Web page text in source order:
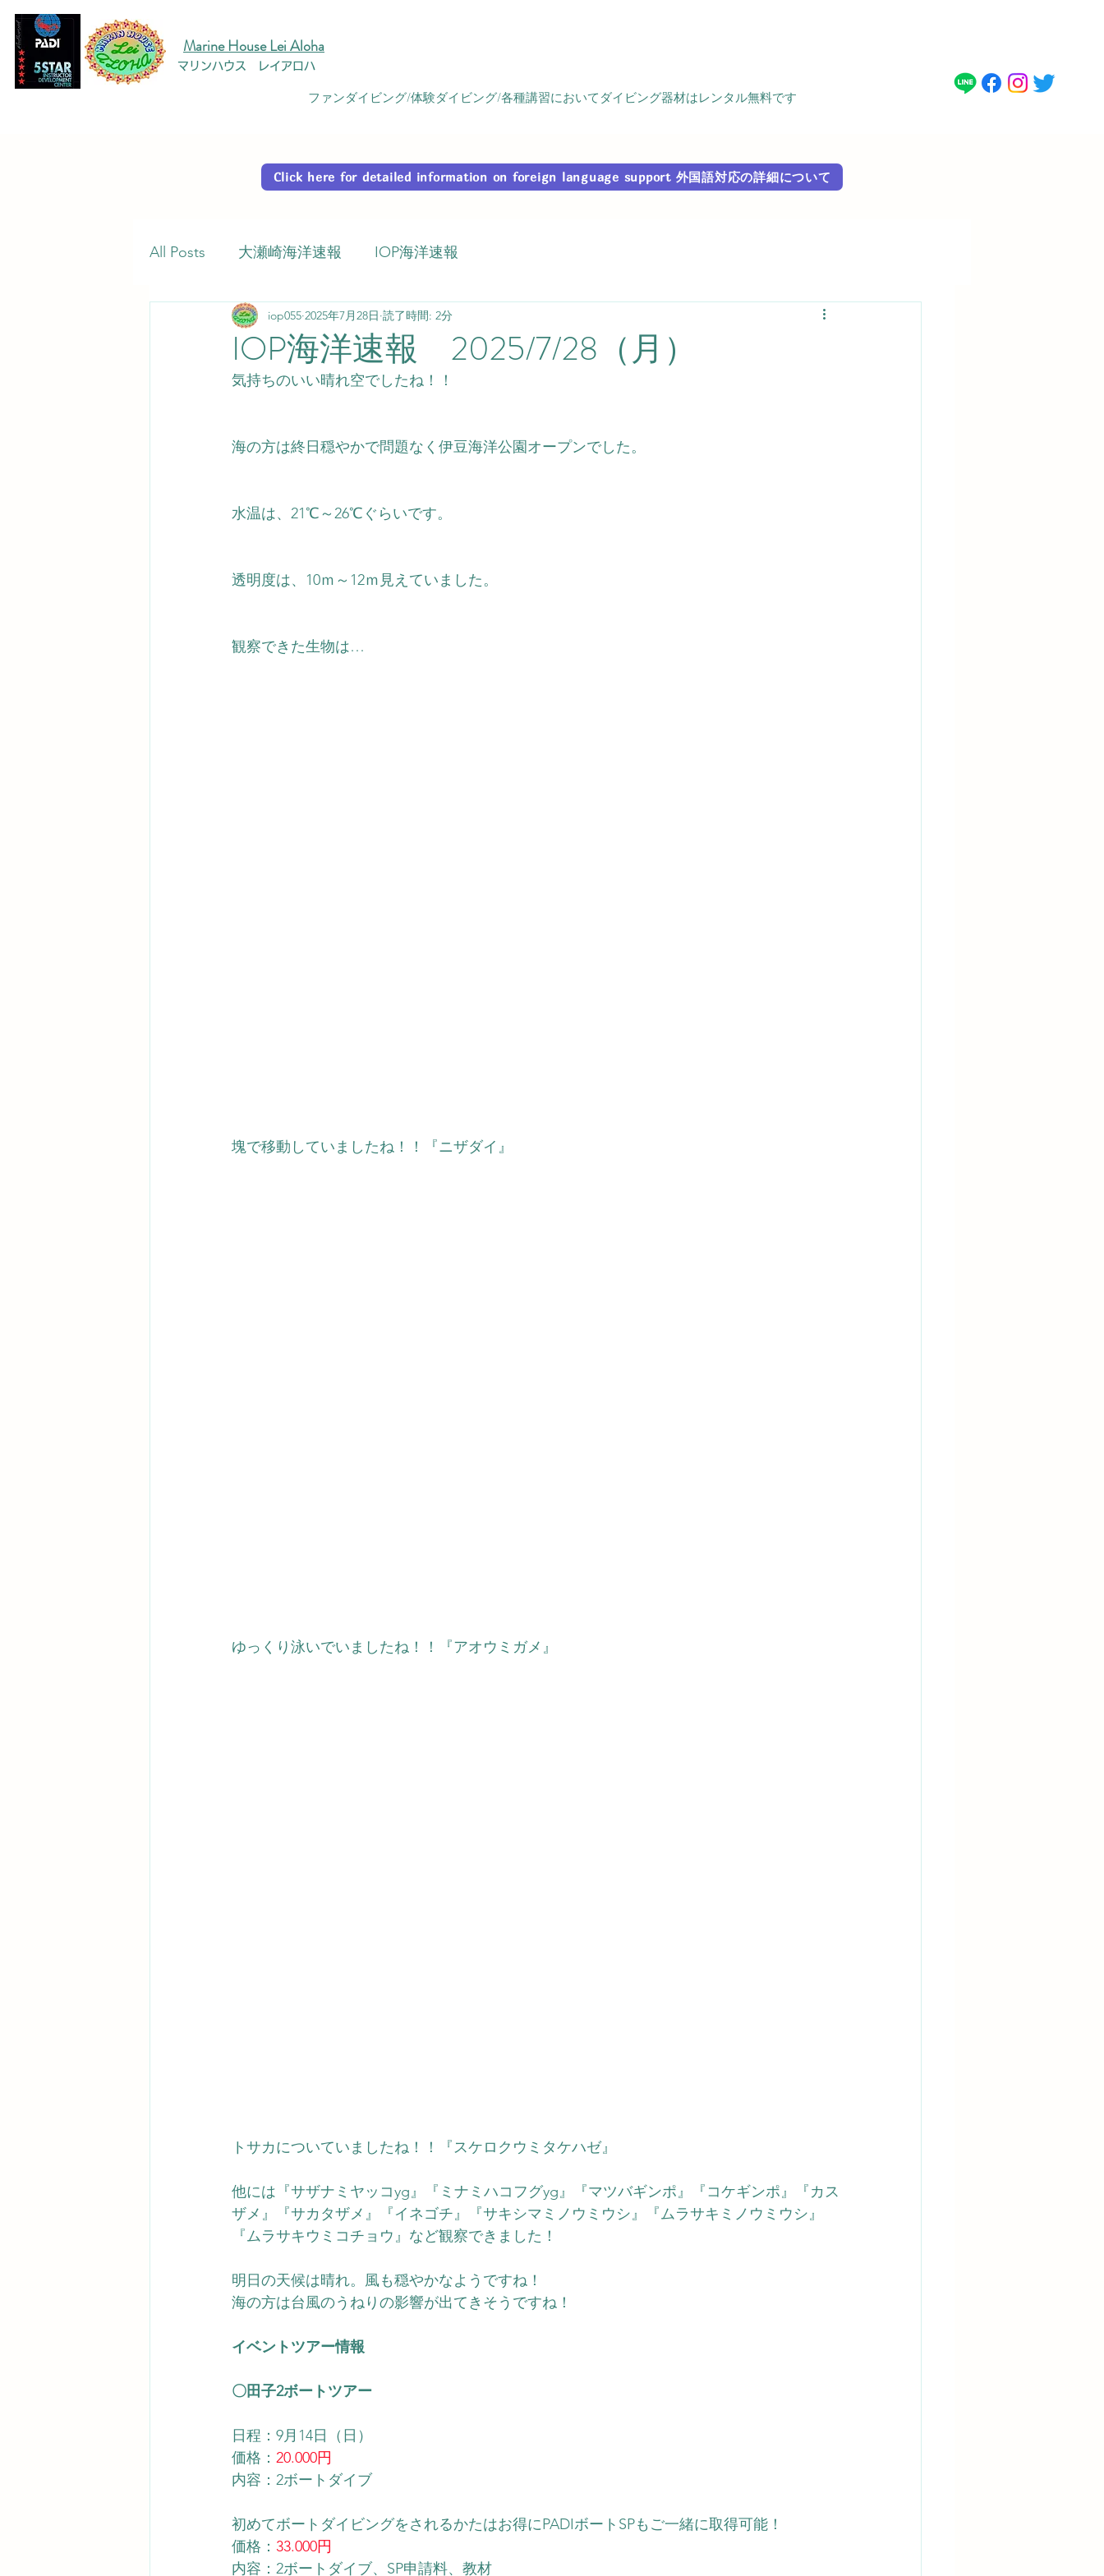
Marine House Lei Aloha
マリンハウス レイアロハ
ファンダイビング/体験ダイビング/各種講習においてダイビング器材はレンタル無料です
Click here for detailed information on foreign language support 外国語対応の詳細に​ついて
All Posts 大瀬崎海洋速報 IOP海洋速報
IOP海洋速報 2025/7/28（月）
iop055 2025年7月28日 読了時間: 2分
気持ちのいい晴れ空でしたね！！
海の方は終日穏やかで問題なく伊豆海洋公園オープンでした。
水温は、21℃～26℃ぐらいです。
透明度は、10ｍ～12ｍ見えていました。
観察できた生物は…
塊で移動していましたね！！『ニザダイ』
ゆっくり泳いでいましたね！！『アオウミガメ』
トサカについていましたね！！『スケロクウミタケハゼ』
他には『サザナミヤッコyg』『ミナミハコフグyg』 『マツバギンポ』『コケギンポ』
『カス
ザメ』『サカタザメ』『イネゴチ』
『サキシマミノウミウシ』『ムラサキミノウミウシ』
『ムラサキウミコチョウ』 など観察できました！
明日の天候は晴れ。風も穏やかなようですね！
海の方は台風のうねりの影響が出てきそうですね！
イベントツアー情報
〇田子2ボートツアー
日程：9月14日（日）
価格： 20.000円
内容：2ボートダイブ
初めてボートダイビングをされるかたはお得にPADIボートSPもご一緒に取得可能！
価格： 33.000円
内容：2ボートダイブ、SP申請料、教材